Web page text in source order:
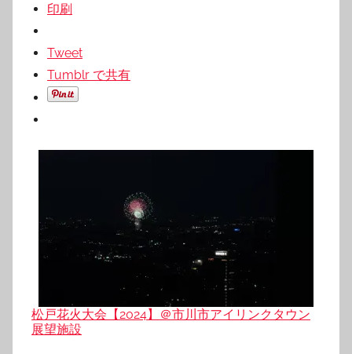
印刷
Tweet
Tumblr で共有
松戸花火大会【2024】＠市川市アイリンクタウン
展望施設